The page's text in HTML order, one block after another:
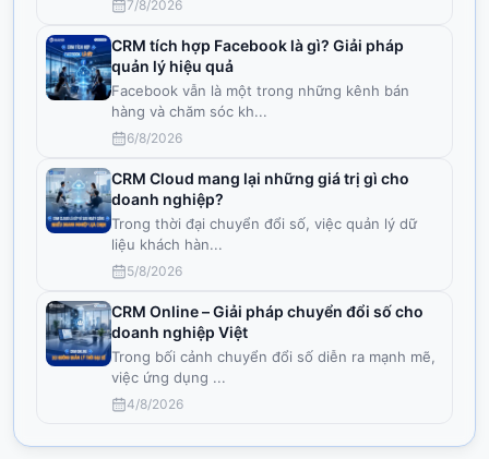
7/8/2026
CRM tích hợp Facebook là gì? Giải pháp
quản lý hiệu quả
Facebook vẫn là một trong những kênh bán
hàng và chăm sóc kh...
6/8/2026
CRM Cloud mang lại những giá trị gì cho
doanh nghiệp?
Trong thời đại chuyển đổi số, việc quản lý dữ
liệu khách hàn...
5/8/2026
CRM Online – Giải pháp chuyển đổi số cho
doanh nghiệp Việt
Trong bối cảnh chuyển đổi số diễn ra mạnh mẽ,
việc ứng dụng ...
4/8/2026